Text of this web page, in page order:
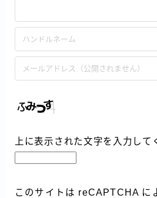
上に表示された文字を入力して
このサイトは reCAPTCHA に